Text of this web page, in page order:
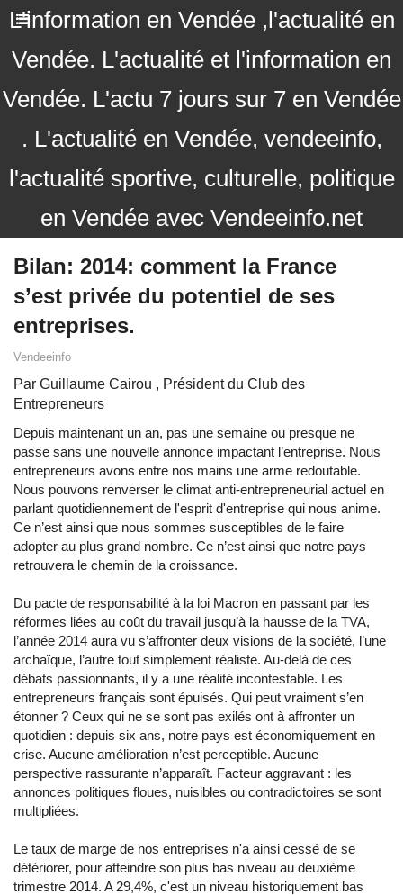
L'information en Vendée ,l'actualité en
Vendée. L'actualité et l'information en
Vendée. L'actu 7 jours sur 7 en Vendée
. L'actualité en Vendée, vendeeinfo,
l'actualité sportive, culturelle, politique
en Vendée avec Vendeeinfo.net
Bilan: 2014: comment la France
s’est privée du potentiel de ses
entreprises.
Vendeeinfo
Par Guillaume Cairou , Président du Club des
Entrepreneurs
Depuis maintenant un an, pas une semaine ou presque ne
passe sans une nouvelle annonce impactant l’entreprise. Nous
entrepreneurs avons entre nos mains une arme redoutable.
Nous pouvons renverser le climat anti-entrepreneurial actuel en
parlant quotidiennement de l'esprit d'entreprise qui nous anime.
Ce n’est ainsi que nous sommes susceptibles de le faire
adopter au plus grand nombre. Ce n’est ainsi que notre pays
retrouvera le chemin de la croissance.
Du pacte de responsabilité à la loi Macron en passant par les
réformes liées au coût du travail jusqu’à la hausse de la TVA,
l’année 2014 aura vu s’affronter deux visions de la société, l’une
archaïque, l’autre tout simplement réaliste. Au-delà de ces
débats passionnants, il y a une réalité incontestable. Les
entrepreneurs français sont épuisés. Qui peut vraiment s’en
étonner ? Ceux qui ne se sont pas exilés ont à affronter un
quotidien : depuis six ans, notre pays est économiquement en
crise. Aucune amélioration n’est perceptible. Aucune
perspective rassurante n’apparaît. Facteur aggravant : les
annonces politiques floues, nuisibles ou contradictoires se sont
multipliées.
Le taux de marge de nos entreprises n'a ainsi cessé de se
détériorer, pour atteindre son plus bas niveau au deuxième
trimestre 2014. A 29,4%, c'est un niveau historiquement bas